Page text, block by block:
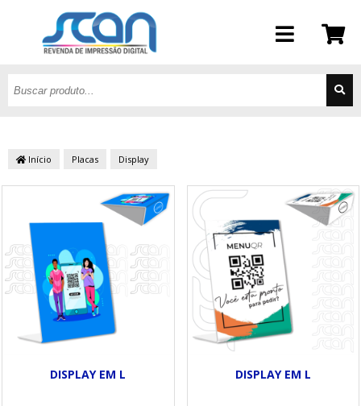
Início Placas Display
DISPLAY EM L DISPLAY EM L